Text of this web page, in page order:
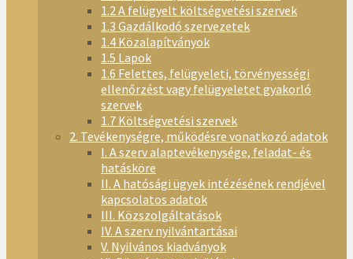
1.2 A felügyelt költségvetési szervek
1.3 Gazdálkodó szervezetek
1.4 Közalapítványok
1.5 Lapok
1.6 Felettes, felügyeleti, törvényességi
ellenőrzést vagy felügyeletet gyakorló
szervek
1.7 Költségvetési szervek
2. Tevékenységre, működésre vonatkozó adatok
I. A szerv alaptevékenysége, feladat- és
hatásköre
II. A hatósági ügyek intézésének rendjével
kapcsolatos adatok
III. Közszolgáltatások
IV. A szerv nyilvántartásai
V. Nyilvános kiadványok